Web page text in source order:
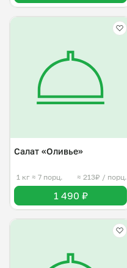
Салат «Оливье»
1 кг ≈ 7 порц. ≈ 213₽ / порц.
1 490 ₽